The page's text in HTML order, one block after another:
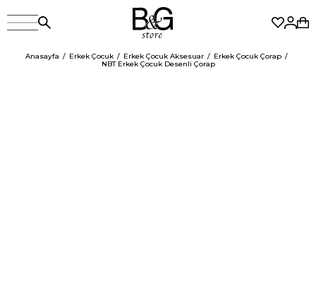
Anasayfa Erkek Çocuk Erkek Çocuk Aksesuar
Erkek Çocuk Çorap
NBT Erkek Çocuk Desenli Çorap